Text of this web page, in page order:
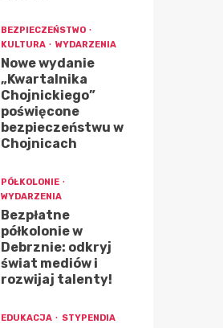
BEZPIECZEŃSTWO
KULTURA
WYDARZENIA
Nowe wydanie
„Kwartalnika
Chojnickiego”
poświęcone
bezpieczeństwu w
Chojnicach
PÓŁKOLONIE
WYDARZENIA
Bezpłatne
półkolonie w
Debrznie: odkryj
świat mediów i
rozwijaj talenty!
EDUKACJA STYPENDIA